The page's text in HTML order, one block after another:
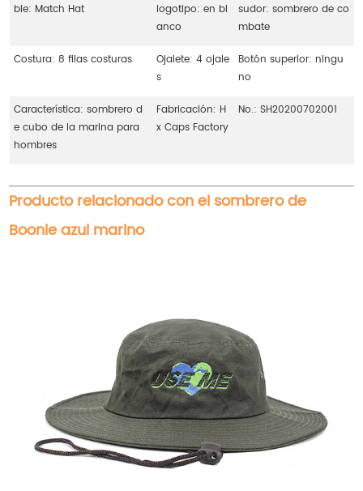
ble: Match Hat
logotipo: en bl
anco
sudor: sombrero de co
mbate
Costura: 8 filas costuras
Ojalete: 4 ojale
s
Botón superior: ningu
no
Característica: sombrero d
e cubo de la marina para
hombres
Fabricación: H
x Caps Factory
No.: SH20200702001
Producto relacionado con el sombrero de
Boonie azul marino